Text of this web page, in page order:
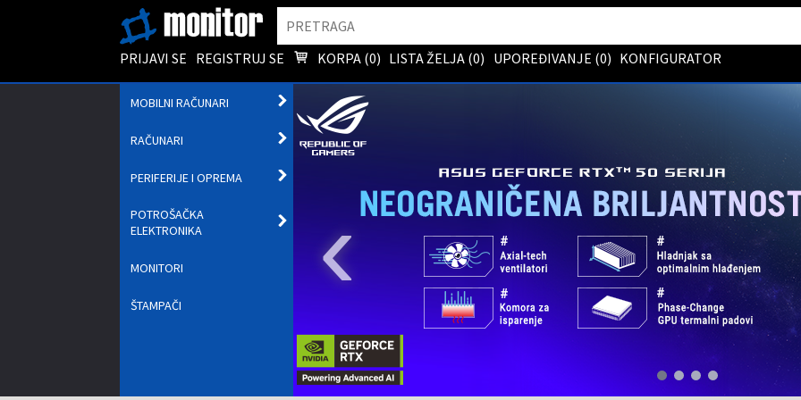
PRIJAVI SE REGISTRUJ SE KORPA (0) LISTA ŽELJA (0) UPOREĐIVANJE (0) KONFIGURATOR
MOBILNI RAČUNARI
PODMENI
RAČUNARI
OTVORI
PODMENI
PERIFERIJE I OPREMA
POTROŠAČKA
ELEKTRONIKA
MONITORI
ŠTAMPAČI ‹